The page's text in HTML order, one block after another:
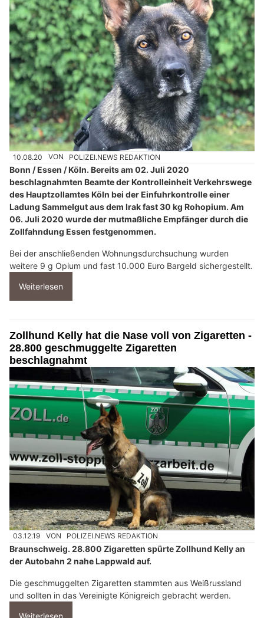
10.08.20 VON POLIZEI.NEWS REDAKTION
Bonn / Essen / Köln. Bereits am 02. Juli 2020
beschlagnahmten Beamte der Kontrolleinheit Verkehrswege
des Hauptzollamtes Köln bei der Einfuhrkontrolle einer
Ladung Sammelgut aus dem Irak fast 30 kg Rohopium. Am
06. Juli 2020 wurde der mutmaßliche Empfänger durch die
Zollfahndung Essen festgenommen.
Bei der anschließenden Wohnungsdurchsuchung wurden
weitere 9 g Opium und fast 10.000 Euro Bargeld sichergestellt.
Weiterlesen
Zollhund Kelly hat die Nase voll von Zigaretten -
28.800 geschmuggelte Zigaretten
beschlagnahmt
03.12.19 VON POLIZEI.NEWS REDAKTION
Braunschweig. 28.800 Zigaretten spürte Zollhund Kelly an
der Autobahn 2 nahe Lappwald auf.
Die geschmuggelten Zigaretten stammten aus Weißrussland
und sollten in das Vereinigte Königreich gebracht werden.
Weiterlesen